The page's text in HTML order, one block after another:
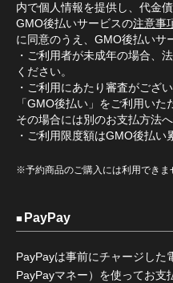
内で個人情報を提供し、代金
GMO後払いサービスの注意事
に同意のうえ、GMO後払いサ
・ご利用者が未成年の場合、
ください。
・ご利用にあたり審査がござ
「GMO後払い」をご利用いた
その場合には別のお支払方法
・ご利用限度額はGMO後払い
※予約商品のご購入には利用できま
PayPay
PayPayは事前にチャージした
PayPayマネー）を使ってお支